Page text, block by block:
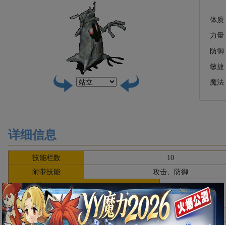
体质
力量
防御
敏捷
魔法
详细信息
技能栏数
10
附带技能
攻击、防御
附带修正值
0
必杀
0
附带抵抗值
毒